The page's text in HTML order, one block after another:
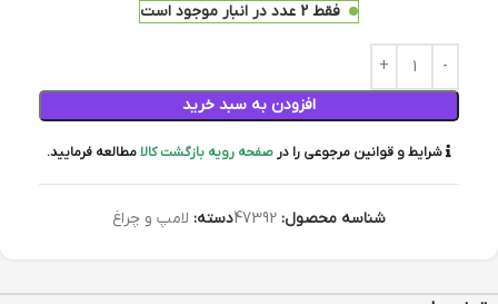
فقط 2 عدد در انبار موجود است
افزودن به سبد خرید
شرایط و قوانین مرجوعی را درصفحه رویه بازگشت کالامطالعه فرمایید.
شناسه محصول: 47392دسته: لامپ و چراغ